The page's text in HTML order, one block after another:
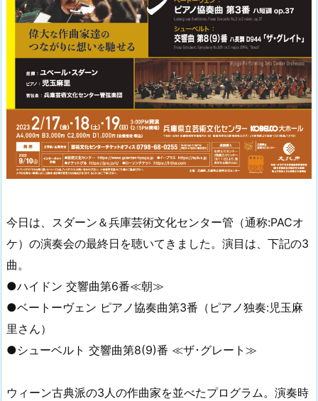
今日は、スダーン＆兵庫芸術文化センター管（通称:PACオ
ケ）の演奏会の最終日を聴いてきました。演目は、下記の3
曲。
●ハイドン 交響曲第6番≪朝≫
●ベートーヴェン ピアノ協奏曲第3番（ピアノ独奏:児玉麻
里さん）
●シューベルト 交響曲第8(9)番 ≪ザ･グレート≫
ウィーン古典派の3人の作曲家を並べたプログラム。演奏時